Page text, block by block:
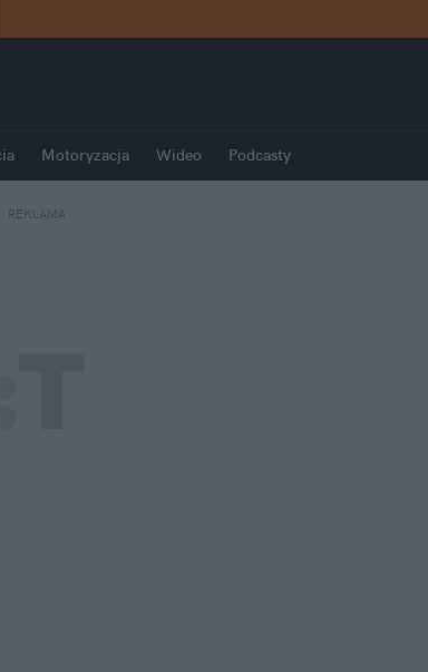
Motoryzacja Wideo Podcasty
REKLAMA